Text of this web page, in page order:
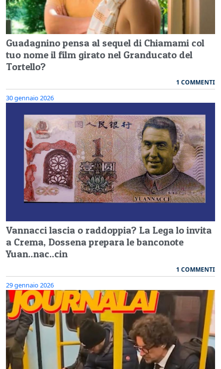
Guadagnino pensa al sequel di Chiamami col
tuo nome il film girato nel Granducato del
Tortello?
1 COMMENTI
30 gennaio 2026
Vannacci lascia o raddoppia? La Lega lo invita
a Crema, Dossena prepara le banconote
Yuan..nac..cin
1 COMMENTI
29 gennaio 2026